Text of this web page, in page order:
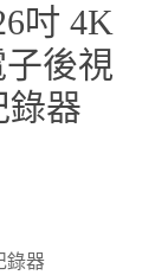
吋 4K
子後視
錄器
錄器